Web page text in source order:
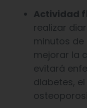
Actividad
realizar
minutos
mejorar la
evitará
diabetes,